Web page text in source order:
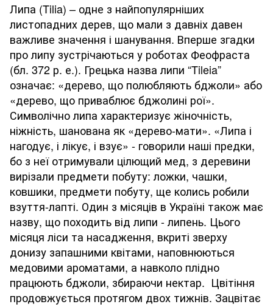
Липа (Tilia) – одне з найпопулярніших
листопадних дерев, що мали з давніх давен
важливе значення і шанування. Вперше згадки
про липу зустрічаються у роботах Феофраста
(бл. 372 р. е.). Грецька назва липи “Tileia”
означає: «дерево, що полюбляють бджоли» або
«дерево, що приваблює бджолині рої».
Символічно липа характеризує жіночність,
ніжність, шанована як «дерево-мати». «Липа і
нагодує, і лікує, і взує» - говорили наші предки,
бо з неї отримували цілющий мед, з деревини
вирізали предмети побуту: ложки, чашки,
ковшики, предмети побуту, ще колись робили
взуття-лапті. Один з місяців в Україні також має
назву, що походить від липи - липень. Цього
місяця ліси та насадження, вкриті зверху
донизу запашними квітами, наповнюються
медовими ароматами, а навколо плідно
працюють бджоли, збираючи нектар. Цвітіння
продовжується протягом двох тижнів. Зацвітає